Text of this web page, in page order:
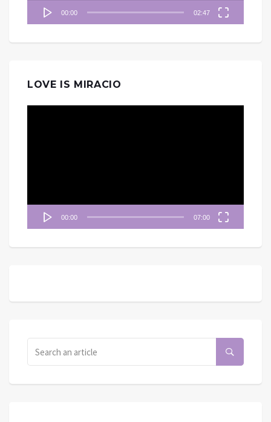
00:00 02:47
LOVE IS MIRACIO
00:00 07:00